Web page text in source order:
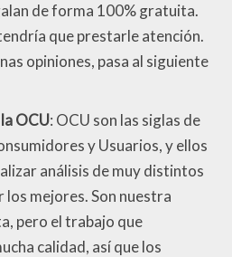
de forma 100% gratuita.
que prestarle atención.
opiniones, pasa al siguiente
OCU: OCU son las siglas de
y Usuarios, y ellos
análisis de muy distintos
mejores. Son nuestra
pero el trabajo que
calidad, así que los